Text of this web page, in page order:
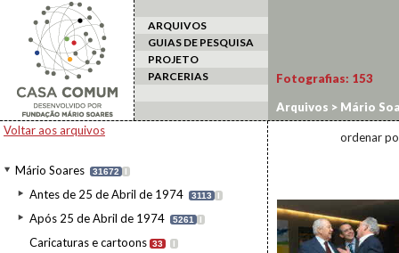
ARQUIVOS
GUIAS DE PESQUISA
PROJETO
PARCERIAS
Voltar aos arquivos
Mário Soares 31672 I
Antes de 25 de Abril de 1974 3113 I
Após 25 de Abril de 1974 5261 I
Caricaturas e cartoons 33 I
Fotografias: 153
Arquivos > Mário
2006/MASP3>50-
ordenar